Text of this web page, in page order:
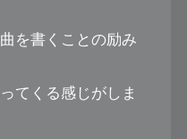
を書くことの励み
てくる感じがしま